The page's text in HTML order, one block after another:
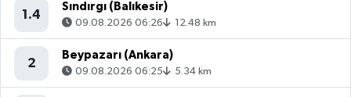
1.4
Sındırgı (Balıkesir)
09.08.2026 06:26 12.48 km
2
Beypazarı (Ankara)
09.08.2026 06:25 5.34 km